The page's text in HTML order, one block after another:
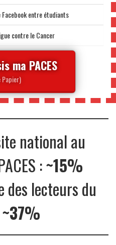
entre étudiants
contre le Cancer
ma PACES
Papier)
national au
:~15%
des lecteurs du
~37%